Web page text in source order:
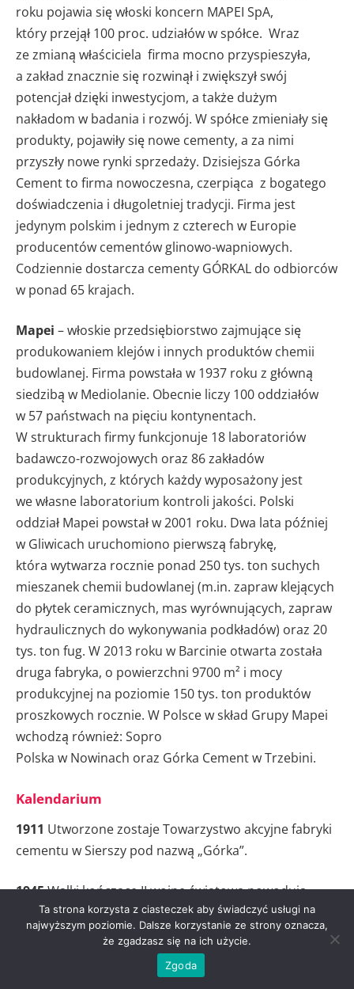
roku pojawia się włoski koncern MAPEI SpA,
który przejął 100 proc. udziałów w spółce. Wraz
ze zmianą właściciela firma mocno przyspieszyła,
a zakład znacznie się rozwinął i zwiększył swój
potencjał dzięki inwestycjom, a także dużym
nakładom w badania i rozwój. W spółce zmieniały się
produkty, pojawiły się nowe cementy, a za nimi
przyszły nowe rynki sprzedaży. Dzisiejsza Górka
Cement to firma nowoczesna, czerpiąca z bogatego
doświadczenia i długoletniej tradycji. Firma jest
jedynym polskim i jednym z czterech w Europie
producentów cementów glinowo-wapniowych.
Codziennie dostarcza cementy GÓRKAL do odbiorców
w ponad 65 krajach.
Mapei – włoskie przedsiębiorstwo zajmujące się
produkowaniem klejów i innych produktów chemii
budowlanej. Firma powstała w 1937 roku z główną
siedzibą w Mediolanie. Obecnie liczy 100 oddziałów
w 57 państwach na pięciu kontynentach.
W strukturach firmy funkcjonuje 18 laboratoriów
badawczo-rozwojowych oraz 86 zakładów
produkcyjnych, z których każdy wyposażony jest
we własne laboratorium kontroli jakości. Polski
oddział Mapei powstał w 2001 roku. Dwa lata później
w Gliwicach uruchomiono pierwszą fabrykę,
która wytwarza rocznie ponad 250 tys. ton suchych
mieszanek chemii budowlanej (m.in. zapraw klejących
do płytek ceramicznych, mas wyrównujących, zapraw
hydraulicznych do wykonywania podkładów) oraz 20
tys. ton fug. W 2013 roku w Barcinie otwarta została
druga fabryka, o powierzchni 9700 m² i mocy
produkcyjnej na poziomie 150 tys. ton produktów
proszkowych rocznie. W Polsce w skład Grupy Mapei
wchodzą również: Sopro
Polska w Nowinach oraz Górka Cement w Trzebini.
Kalendarium
1911 Utworzone zostaje Towarzystwo akcyjne fabryki
cementu w Sierszy pod nazwą „Górka”.
1945Walki kończące II wojnę światową powodują
częściowe zniszczenia w majątku Górki. Ich usuwanie
trwa do 1947 roku.
Uruchomienie produkcji tlenku glinu oraz cegły
Ta strona korzysta z ciasteczek aby świadczyć usługi na
najwyższym poziomie. Dalsze korzystanie ze strony oznacza,
że zgadzasz się na ich użycie.
Zgoda